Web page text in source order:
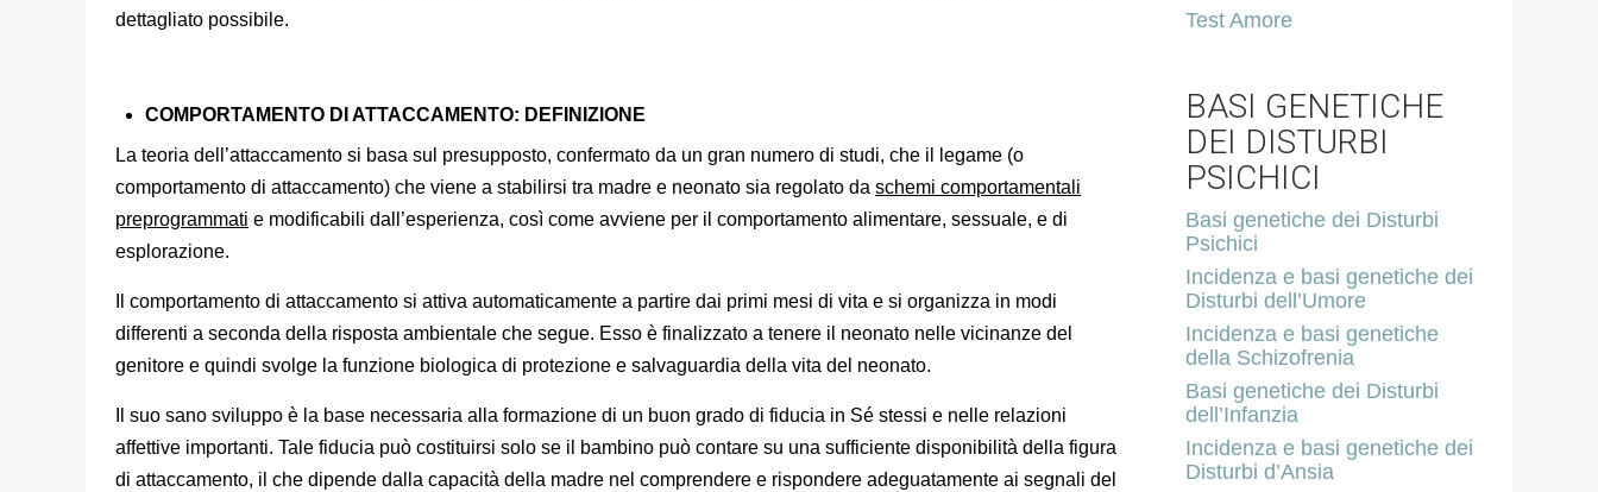
dettagliato possibile.
COMPORTAMENTO DI ATTACCAMENTO: DEFINIZIONE
La teoria dell’attaccamento si basa sul presupposto, confermato da un gran numero di studi, che il legame (o
comportamento di attaccamento) che viene a stabilirsi tra madre e neonato sia regolato da schemi comportamentali
preprogrammati e modificabili dall’esperienza, così come avviene per il comportamento alimentare, sessuale, e di
esplorazione.
Il comportamento di attaccamento si attiva automaticamente a partire dai primi mesi di vita e si organizza in modi
differenti a seconda della risposta ambientale che segue. Esso è finalizzato a tenere il neonato nelle vicinanze del
genitore e quindi svolge la funzione biologica di protezione e salvaguardia della vita del neonato.
Il suo sano sviluppo è la base necessaria alla formazione di un buon grado di fiducia in Sé stessi e nelle relazioni
affettive importanti. Tale fiducia può costituirsi solo se il bambino può contare su una sufficiente disponibilità della figura
di attaccamento, il che dipende dalla capacità della madre nel comprendere e rispondere adeguatamente ai segnali del
Test Amore
BASI GENETICHE
DEI DISTURBI
PSICHICI
Basi genetiche dei Disturbi
Psichici
Incidenza e basi genetiche dei
Disturbi dell’Umore
Incidenza e basi genetiche
della Schizofrenia
Basi genetiche dei Disturbi
dell’Infanzia
Incidenza e basi genetiche dei
Disturbi d’Ansia